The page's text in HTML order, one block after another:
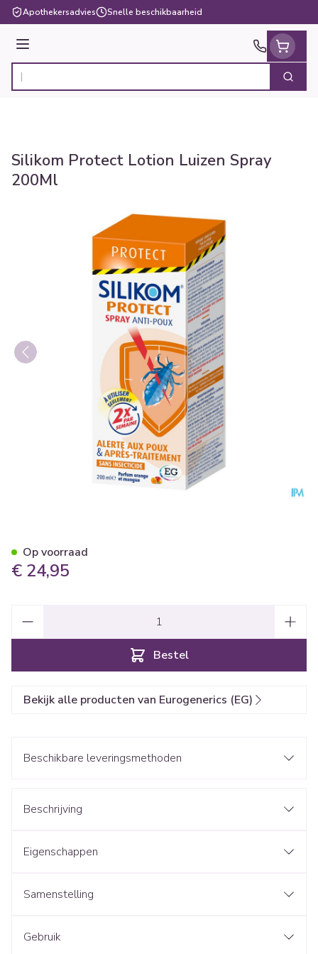
Ga naar de inhoud
Apothekersadvies Snelle beschikbaarheid
Menu
Product, merk, categorie... Zoek
Silikom Protect Lotion Luizen Spray
200Ml
€ 24,95
Bestel
Op voorraad
Bekijk alle producten van Eurogenerics (EG)
Beschikbare leveringsmethoden
Beschrijving
Eigenschappen
Samenstelling
Gebruik